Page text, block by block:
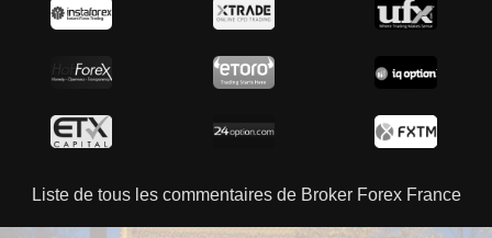
Liste de tous les commentaires de Broker Forex France